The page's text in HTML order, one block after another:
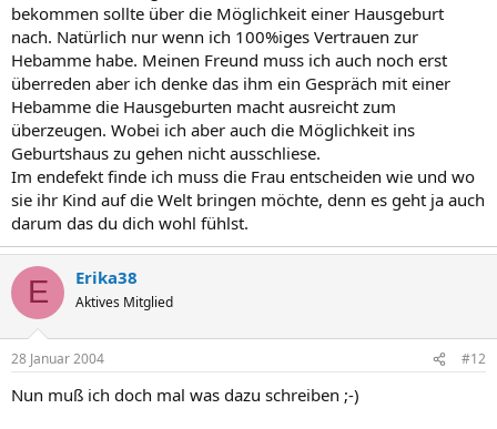
bekommen sollte über die Möglichkeit einer Hausgeburt
nach. Natürlich nur wenn ich 100%iges Vertrauen zur
Hebamme habe. Meinen Freund muss ich auch noch erst
überreden aber ich denke das ihm ein Gespräch mit einer
Hebamme die Hausgeburten macht ausreicht zum
überzeugen. Wobei ich aber auch die Möglichkeit ins
Geburtshaus zu gehen nicht ausschliese.
Im endefekt finde ich muss die Frau entscheiden wie und wo
sie ihr Kind auf die Welt bringen möchte, denn es geht ja auch
darum das du dich wohl fühlst.
E Erika38
Aktives Mitglied
28 Januar 2004 #12
Nun muß ich doch mal was dazu schreiben ;-)